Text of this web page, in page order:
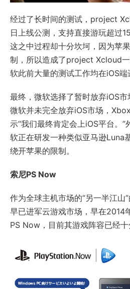
经过了长时间的测试，project
日上线公测，支持直接游玩超过
这之中过程却十分坎坷，因为苹
制，所以造成了project Xcloud
软此前大量的测试工作均在iOS端
最终，微软选择了暂时放弃iOS市
微软并未完全放弃iOS市场，
示“我们最终肯定会上iOS平台。
软正在研发一种类似亚马逊Luna
绕开苹果的限制。
索尼PS Now
作为全球主机市场的“另一半江山
早已进军云游戏市场，早在2014
PS Now，目前其游戏阵容已经十